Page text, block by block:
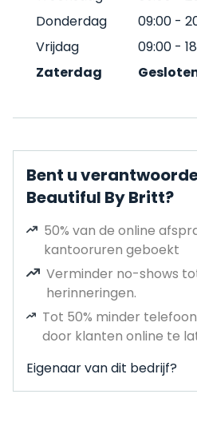
Donderdag
09:00 -
Vrijdag
09:00 -
Zaterdag
Bent u
Beautiful By Britt?
50% van de online
kantooruren geboekt
Verminder no-shows
herinneringen.
Tot 50% minder
door klanten online te
Eigenaar van dit bedrijf?